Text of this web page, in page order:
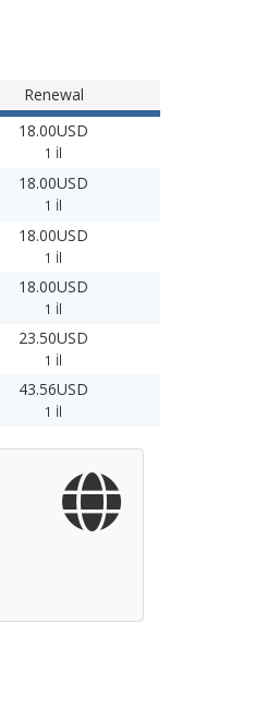
Renewal
18.00USD
1 İl
18.00USD
1 İl
18.00USD
1 İl
18.00USD
1 İl
23.50USD
1 İl
43.56USD
1 İl